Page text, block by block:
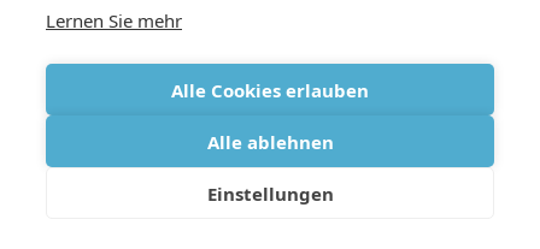
Can I use the same oxygen
equipment for one week and
three months?
Sometimes, but not always. A short trip may only
Lernen Sie mehr
Alle Cookies erlauben
Alle ablehnen
Einstellungen